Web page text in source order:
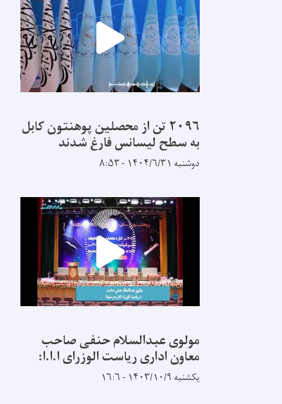
۲۰۹۶ تن از محصلین پوهنتون کابل
به سطح لیسانس فارغ شدند
دوشنبه ۱۴۰۴/۶/۳۱ - ۸:۵۳
مولوی عبدالسلام حنفی صاحب
معاون اداری ریاست الوزرای ا.ا.ا:
یکشنبه ۱۴۰۳/۱۰/۹ - ۱۶:۶